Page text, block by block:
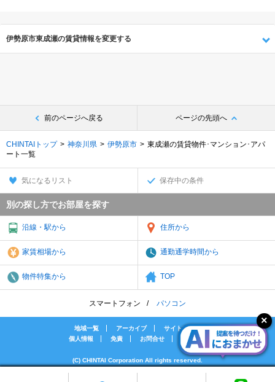
伊勢原市東成瀬の賃貸情報を変更する
前のページへ戻る ページの先頭へ
CHINTAIトップ 神奈川県 伊勢原市
東成瀬の賃貸物件･マンション･アパ
ート一覧
気になるリスト 保存中の条件
別の探し方でお部屋を探す
沿線・駅から 住所から
家賃相場から 通勤通学時間から
物件特集から TOP
スマートフォン パソコン
地域一覧 アーカイブ
サイトマップ
個人情報
免責 お問合せ 会社案内
(C) CHINTAI Corporation All rights reserved.